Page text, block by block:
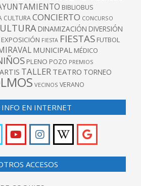
BIBLIOBUS
CULTURACONCIERTO CONCURSO
DINAMIZACIÓN DIVERSIÓN
EXPOSICIÓN FIESTA FIESTAS FUTBOL
MUNICIPAL MÉDICO
PLENO POZO PREMIOS
TALLER TEATRO TORNEO
VECINOS VERANO
INFO EN INTERNET
ACCESOS